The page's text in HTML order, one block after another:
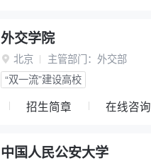
外交学院
 北京 主管部门： 外交部
“双一流”建设高校
招生简章 在线咨询
中国人民公安大学